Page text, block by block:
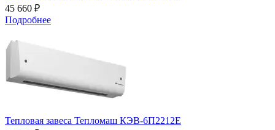
45 660 ₽
Подробнее
Тепловая завеса Тепломаш КЭВ-6П2212Е